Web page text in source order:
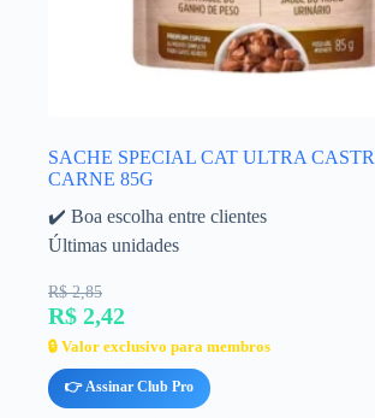
SACHE SPECIAL CAT ULTRA
CARNE 85G
✔️ Boa escolha entre clientes
Últimas unidades
R$ 2,85
R$ 2,42
🔒 Valor exclusivo para membros
👉 Assinar Club Pro